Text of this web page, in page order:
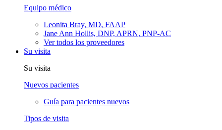
Equipo médico
Leonita Bray, MD, FAAP
Jane Ann Hollis, DNP, APRN, PNP-AC
Ver todos los proveedores
Su visita
Su visita
Nuevos pacientes
Guía para pacientes nuevos
Tipos de visita